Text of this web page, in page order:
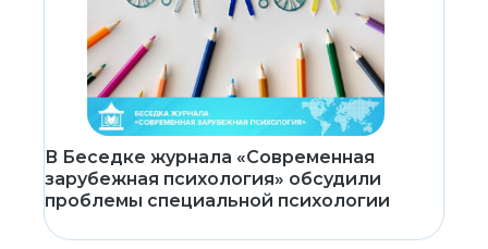
В Беседке журнала «Современная
зарубежная психология» обсудили
проблемы специальной психологии